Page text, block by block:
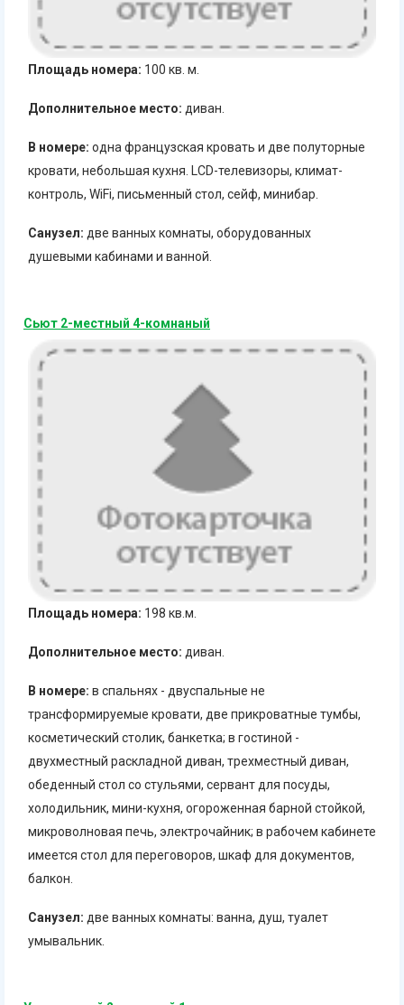
Площадь номера: 100 кв. м.
Дополнительное место: диван.
В номере: одна французская кровать и две полуторные
кровати, небольшая кухня. LCD-телевизоры, климат-
контроль, WiFi, письменный стол, сейф, минибар.
Санузел: две ванных комнаты, оборудованных
душевыми кабинами и ванной.
Сьют 2-местный 4-комнаный
Площадь номера: 198 кв.м.
Дополнительное место: диван.
В номере: в спальнях - двуспальные не
трансформируемые кровати, две прикроватные тумбы,
косметический столик, банкетка; в гостиной -
двухместный раскладной диван, трехместный диван,
обеденный стол со стульями, сервант для посуды,
холодильник, мини-кухня, огороженная барной стойкой,
микроволновая печь, электрочайник; в рабочем кабинете
имеется стол для переговоров, шкаф для документов,
балкон.
Санузел: две ванных комнаты: ванна, душ, туалет
умывальник.